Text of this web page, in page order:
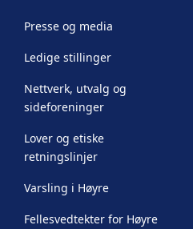
Presse og media
Ledige stillinger
Nettverk, utvalg og
sideforeninger
Lover og etiske
retningslinjer
Varsling i Høyre
Fellesvedtekter for Høyre